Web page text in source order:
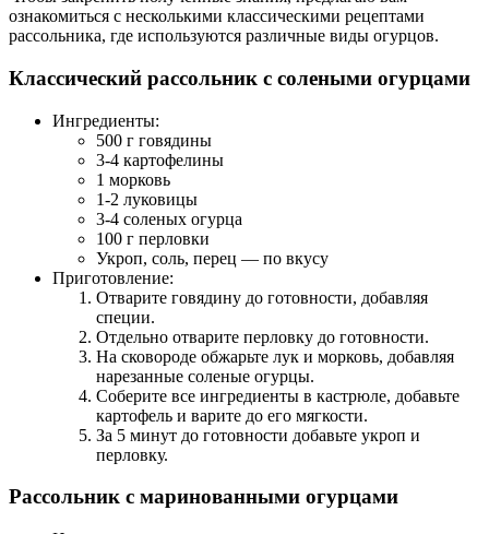
ознакомиться с несколькими классическими рецептами
рассольника, где используются различные виды огурцов.
Классический рассольник с солеными огурцами
Ингредиенты:
500 г говядины
3-4 картофелины
1 морковь
1-2 луковицы
3-4 соленых огурца
100 г перловки
Укроп, соль, перец — по вкусу
Приготовление:
Отварите говядину до готовности, добавляя
специи.
Отдельно отварите перловку до готовности.
На сковороде обжарьте лук и морковь, добавляя
нарезанные соленые огурцы.
Соберите все ингредиенты в кастрюле, добавьте
картофель и варите до его мягкости.
За 5 минут до готовности добавьте укроп и
перловку.
Рассольник с маринованными огурцами